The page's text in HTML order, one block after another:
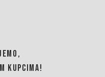
KUPCIMA!